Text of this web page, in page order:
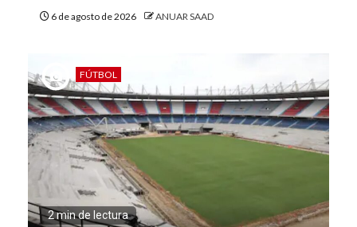
6 de agosto de 2026 ANUAR SAAD
FÚTBOL
2 min de lectura